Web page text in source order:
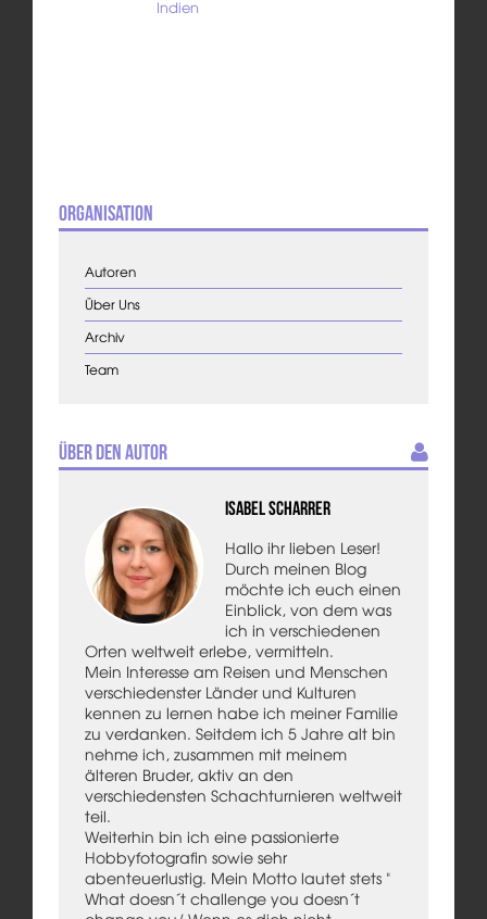
Indien
Organisation
Autoren
Über Uns
Archiv
Team
Über den Autor
Isabel Scharrer
Hallo ihr lieben Leser!
Durch meinen Blog
möchte ich euch einen
Einblick, von dem was
ich in verschiedenen
Orten weltweit erlebe, vermitteln.
Mein Interesse am Reisen und Menschen
verschiedenster Länder und Kulturen
kennen zu lernen habe ich meiner Familie
zu verdanken. Seitdem ich 5 Jahre alt bin
nehme ich, zusammen mit meinem
älteren Bruder, aktiv an den
verschiedensten Schachturnieren weltweit
teil.
Weiterhin bin ich eine passionierte
Hobbyfotografin sowie sehr
abenteuerlustig. Mein Motto lautet stets "
What doesn´t challenge you doesn´t